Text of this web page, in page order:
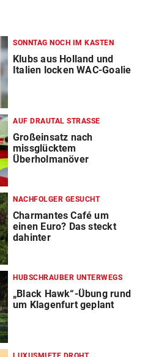
SONNTAG NOCH IM KASTEN
Klubs aus Holland und
Italien locken WAC-Goalie
AUF DRAUTAL STRASSE
Großeinsatz nach
missglücktem
Überholmanöver
NACHFOLGER GESUCHT
Charmantes Café um
einen Euro? Das steckt
dahinter
HUBSCHRAUBER UNTERWEGS
„Black Hawk“-Übung rund
um Klagenfurt geplant